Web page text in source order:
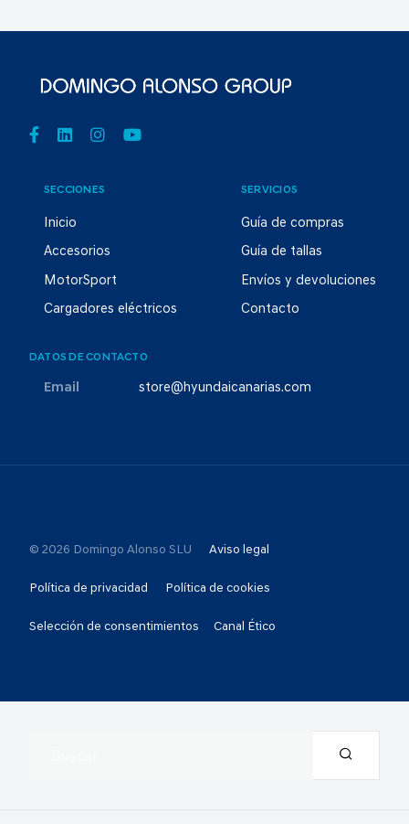
SECCIONES
Inicio
Accesorios
MotorSport
Cargadores eléctricos
SERVICIOS
Guía de compras
Guía de tallas
Envíos y devoluciones
Contacto
DATOS DE CONTACTO
Email store@hyundaicanarias.com
© 2026 Domingo Alonso SLU Aviso legal
Política de privacidad Política de cookies
Selección de consentimientos Canal Ético